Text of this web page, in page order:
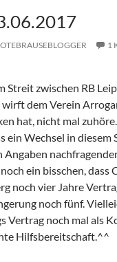
1
Streit zwischen RB
dem Verein
hat, nicht mal
ein Wechsel in
Angaben
ein bisschen,
noch vier Jahre
noch fünf.
Vertrag noch mal als
Hilfsbereitschaft.^^